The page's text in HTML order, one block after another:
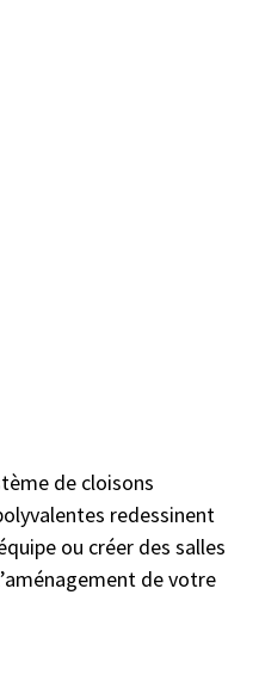
de cloisons
redessinent
ou créer des salles
de votre